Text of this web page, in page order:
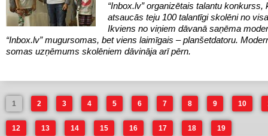
“Inbox.lv” organizētais talantu konkurss,
atsaucās teju 100 talantīgi skolēni no
Ikviens no viņiem dāvanā saņēma
“Inbox.lv” mugursomas, bet viens laimīgais – planšetdatoru.
somas uzņēmums skolēniem dāvināja arī pērn.
1 2 3 4 5 6 7 8 9 10
12 13 14 15 16 17 18 19